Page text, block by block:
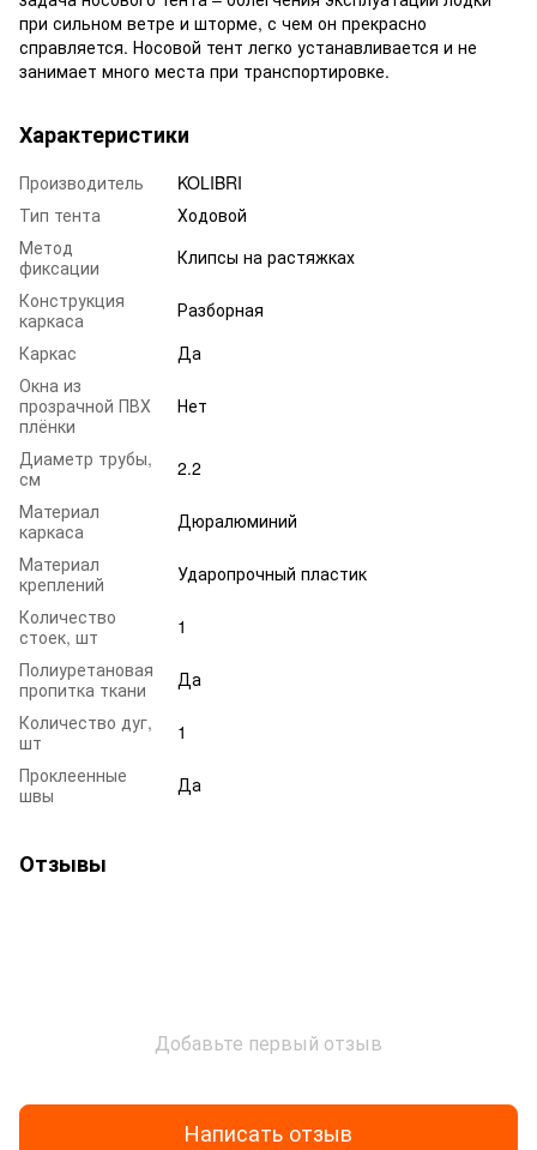
при сильном ветре и шторме, с чем он прекрасно
справляется. Носовой тент легко устанавливается и не
занимает много места при транспортировке.
Характеристики
Производитель
KOLIBRI
Тип тента
Ходовой
Метод
фиксации
Клипсы на растяжках
Конструкция
каркаса
Разборная
Каркас
Да
Окна из
прозрачной ПВХ
плёнки
Нет
Диаметр трубы,
см
2.2
Материал
каркаса
Дюралюминий
Материал
креплений
Ударопрочный пластик
Количество
стоек, шт
1
Полиуретановая
пропитка ткани
Да
Количество дуг,
шт
1
Проклеенные
швы
Да
Отзывы
Добавьте первый отзыв
Написать отзыв